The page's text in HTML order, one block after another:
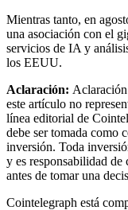
Mientras tanto, en
una asociación con el
servicios de IA y
los EEUU.
Aclaración:
este artículo no
línea editorial de
debe ser tomada como
inversión. Toda
y es responsabilidad de
antes de tomar una
Cointelegraph está